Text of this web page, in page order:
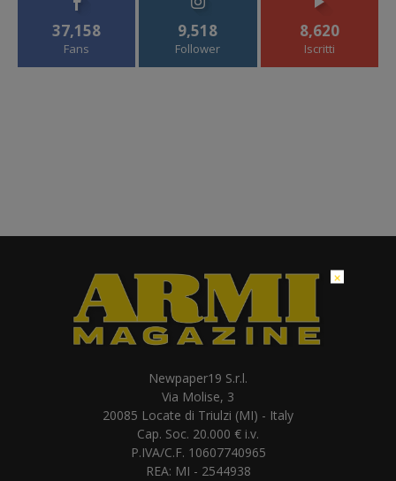
37,158
Fans
9,518
Follower
8,620
Iscritti
Newpaper19 S.r.l.
Via Molise, 3
20085 Locate di Triulzi (MI) - Italy
Cap. Soc. 20.000 € i.v.
P.IVA/C.F. 10607740965
REA: MI - 2544938
×